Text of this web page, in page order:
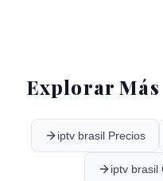
Explorar
iptv brasil Precios
iptv brasil